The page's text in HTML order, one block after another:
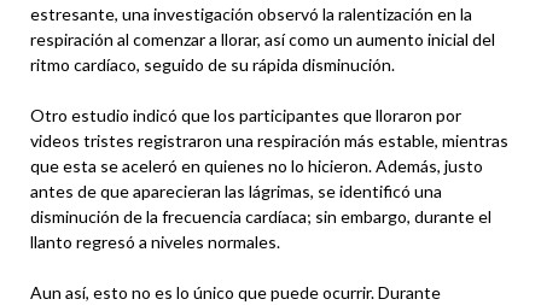
estresante, una investigación observó la ralentización en la
respiración al comenzar a llorar, así como un aumento inicial del
ritmo cardíaco, seguido de su rápida disminución.
Otro estudio indicó que los participantes que lloraron por
videos tristes registraron una respiración más estable, mientras
que esta se aceleró en quienes no lo hicieron. Además, justo
antes de que aparecieran las lágrimas, se identificó una
disminución de la frecuencia cardíaca; sin embargo, durante el
llanto regresó a niveles normales.
Aun así, esto no es lo único que puede ocurrir. Durante